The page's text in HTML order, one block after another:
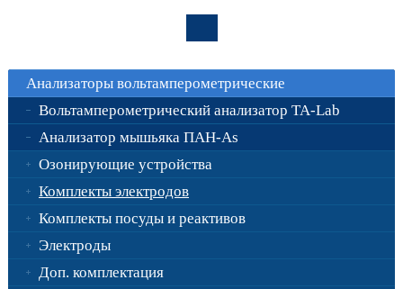
Анализаторы вольтамперометрические
Вольтамперометрический анализатор ТА-Lab
Анализатор мышьяка ПАН-As
Озонирующие устройства
Комплекты электродов
Комплекты посуды и реактивов
Электроды
Доп. комплектация